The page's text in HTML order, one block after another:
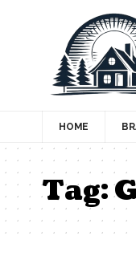
HOME
Tag: